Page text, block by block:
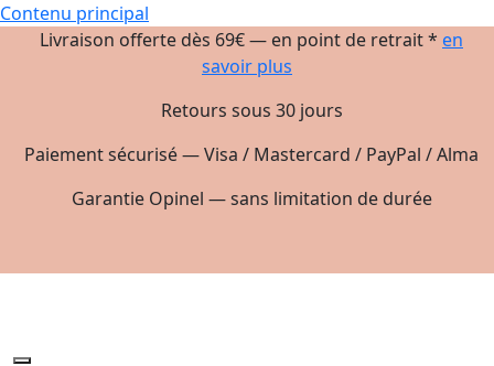
Contenu principal
Livraison offerte dès 69€ — en point de retrait * en
savoir plus
Retours sous 30 jours
Paiement sécurisé — Visa / Mastercard / PayPal / Alma
Garantie Opinel — sans limitation de durée